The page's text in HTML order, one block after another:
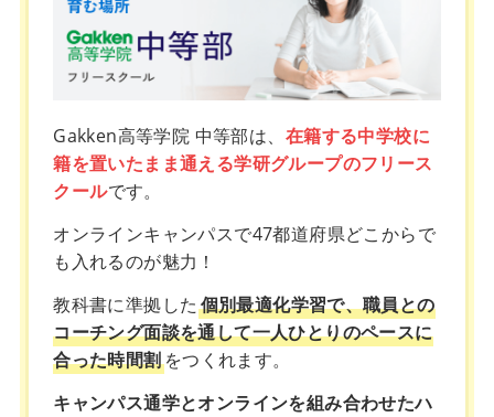
Gakken高等学院 中等部は、 在籍する中学校に
籍を置いたまま通える学研グループのフリース
クールです。
オンラインキャンパスで47都道府県どこからで
も入れるのが魅力！
教科書に準拠した個別最適化学習で、職員との
コーチング面談を通して一人ひとりのペースに
合った時間割をつくれます。
キャンパス通学とオンラインを組み合わせたハ